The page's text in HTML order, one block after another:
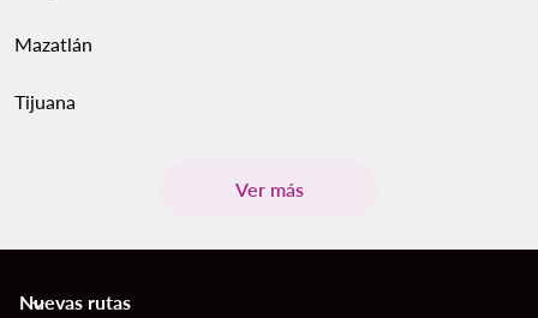
Mazatlán
Tijuana
Ver más
Nuevas rutas
keyboard_arrow_down